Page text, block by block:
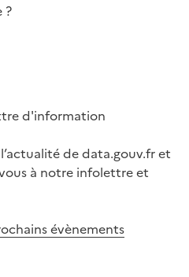
?
d'information
de data.gouv.fr et
à notre infolettre et
évènements